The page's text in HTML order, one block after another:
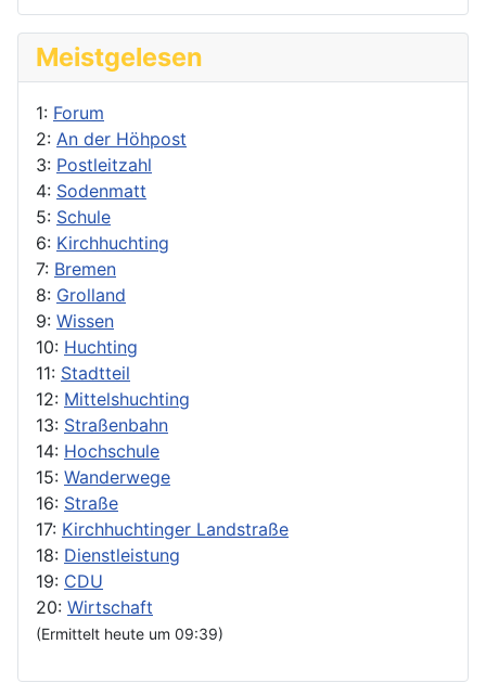
Meistgelesen
1: Forum
2: An der Höhpost
3: Postleitzahl
4: Sodenmatt
5: Schule
6: Kirchhuchting
7: Bremen
8: Grolland
9: Wissen
10: Huchting
11: Stadtteil
12: Mittelshuchting
13: Straßenbahn
14: Hochschule
15: Wanderwege
16: Straße
17: Kirchhuchtinger Landstraße
18: Dienstleistung
19: CDU
20: Wirtschaft
(Ermittelt heute um 09:39)